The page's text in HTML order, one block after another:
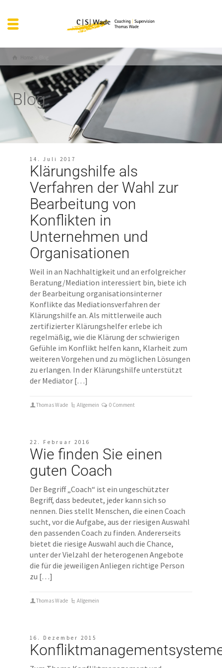
Blog
14. Juli 2017
Klärungshilfe als
Verfahren der Wahl zur
Bearbeitung von
Konflikten in
Unternehmen und
Organisationen
Weil in an Nachhaltigkeit und an erfolgreicher
Beratung/Mediation interessiert bin, biete ich
der Bearbeitung organisationsinterner
Konflikte das Mediationsverfahren der
Klärungshilfe an. Als mittlerweile auch
zertifizierter Klärungshelfer erlebe ich
regelmäßig, wie die Klärung der schwierigen
Gefühle im Konflikt helfen kann, Klarheit zum
weiteren Vorgehen und zu möglichen Lösungen
zu erlangen. In der Klärungshilfe unterstützt
der Mediator […]
Thomas Wade Allgemein 0 Comment
22. Februar 2016
Wie finden Sie einen
guten Coach
Der Begriff „Coach“ ist ein ungeschützter
Begriff, dass bedeutet, jeder kann sich so
nennen. Dies stellt Menschen, die einen Coach
sucht, vor die Aufgabe, aus der riesigen Auswahl
den passenden Coach zu finden. Andererseits
bietet die riesige Auswahl auch die Chance,
unter der Vielzahl der heterogenen Angebote
die für die jeweiligen Anliegen richtige Person
zu […]
Thomas Wade Allgemein
16. Dezember 2015